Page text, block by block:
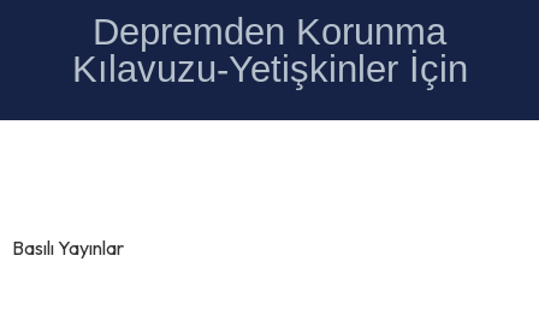
Depremden Korunma
Kılavuzu-Yetişkinler İçin
Basılı Yayınlar